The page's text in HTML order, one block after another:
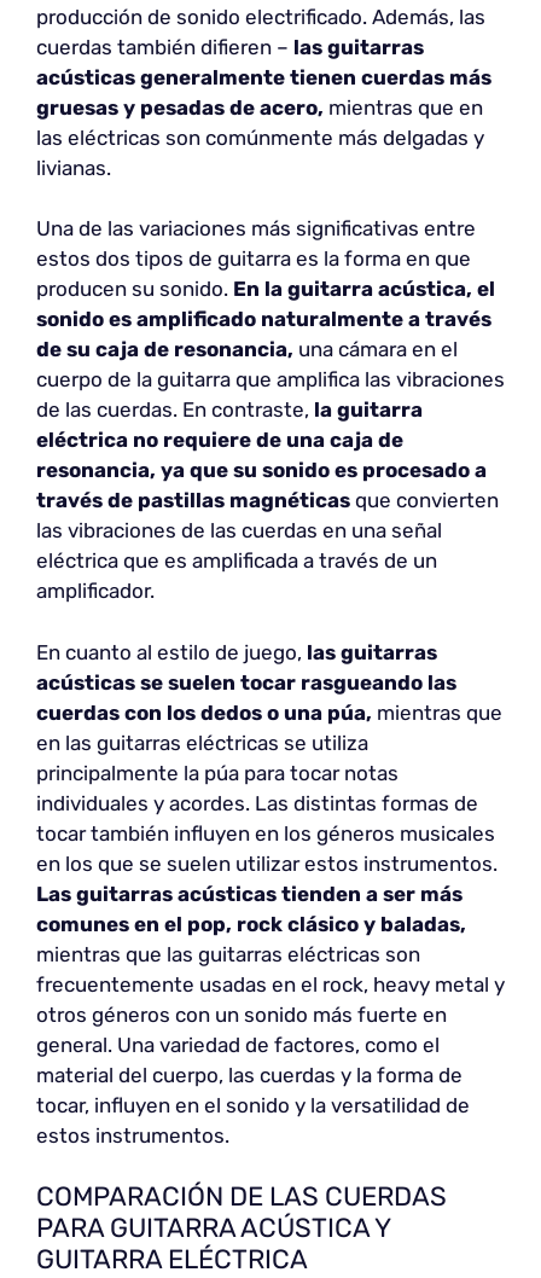
producción de sonido electrificado. Además, las
cuerdas también difieren – las guitarras
acústicas generalmente tienen cuerdas más
gruesas y pesadas de acero, mientras que en
las eléctricas son comúnmente más delgadas y
livianas.
Una de las variaciones más significativas entre
estos dos tipos de guitarra es la forma en que
producen su sonido. En la guitarra acústica, el
sonido es amplificado naturalmente a través
de su caja de resonancia, una cámara en el
cuerpo de la guitarra que amplifica las vibraciones
de las cuerdas. En contraste, la guitarra
eléctrica no requiere de una caja de
resonancia, ya que su sonido es procesado a
través de pastillas magnéticas que convierten
las vibraciones de las cuerdas en una señal
eléctrica que es amplificada a través de un
amplificador.
En cuanto al estilo de juego, las guitarras
acústicas se suelen tocar rasgueando las
cuerdas con los dedos o una púa, mientras que
en las guitarras eléctricas se utiliza
principalmente la púa para tocar notas
individuales y acordes. Las distintas formas de
tocar también influyen en los géneros musicales
en los que se suelen utilizar estos instrumentos.
Las guitarras acústicas tienden a ser más
comunes en el pop, rock clásico y baladas,
mientras que las guitarras eléctricas son
frecuentemente usadas en el rock, heavy metal y
otros géneros con un sonido más fuerte en
general. Una variedad de factores, como el
material del cuerpo, las cuerdas y la forma de
tocar, influyen en el sonido y la versatilidad de
estos instrumentos.
COMPARACIÓN DE LAS CUERDAS
PARA GUITARRA ACÚSTICA Y
GUITARRA ELÉCTRICA